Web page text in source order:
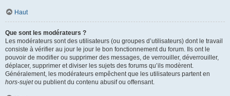
Haut
Que sont les modérateurs ?
Les modérateurs sont des utilisateurs (ou groupes d’utilisateurs) dont le travail
consiste à vérifier au jour le jour le bon fonctionnement du forum. Ils ont le
pouvoir de modifier ou supprimer des messages, de verrouiller, déverrouiller,
déplacer, supprimer et diviser les sujets des forums qu’ils modèrent.
Généralement, les modérateurs empêchent que les utilisateurs partent en
hors-sujetou publient du contenu abusif ou offensant.